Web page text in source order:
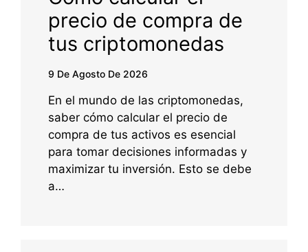
precio de compra de
tus criptomonedas
9 De Agosto De 2026
En el mundo de las criptomonedas,
saber cómo calcular el precio de
compra de tus activos es esencial
para tomar decisiones informadas y
maximizar tu inversión. Esto se debe
a…